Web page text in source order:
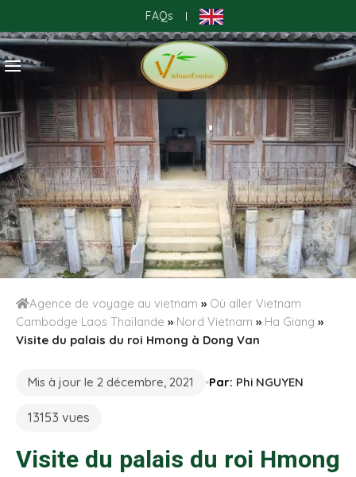
to
content
FAQs |
Agence de voyage au vietnam » Où aller Vietnam
Cambodge Laos Thaïlande » Nord Vietnam » Ha Giang »
Visite du palais du roi Hmong à Dong Van
Mis à jour le 2 décembre, 2021 Par: Phi NGUYEN
13153 vues
Visite du palais du roi Hmong